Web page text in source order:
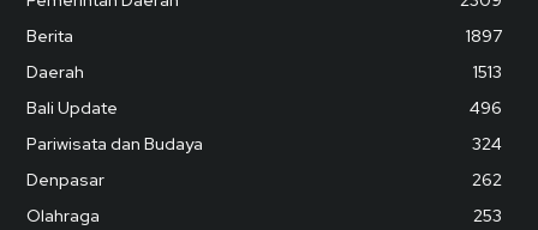
Berita
1897
Daerah
1513
Bali Update
496
Pariwisata dan Budaya
324
Denpasar
262
Olahraga
253